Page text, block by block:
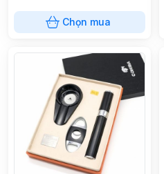
Chọn mua